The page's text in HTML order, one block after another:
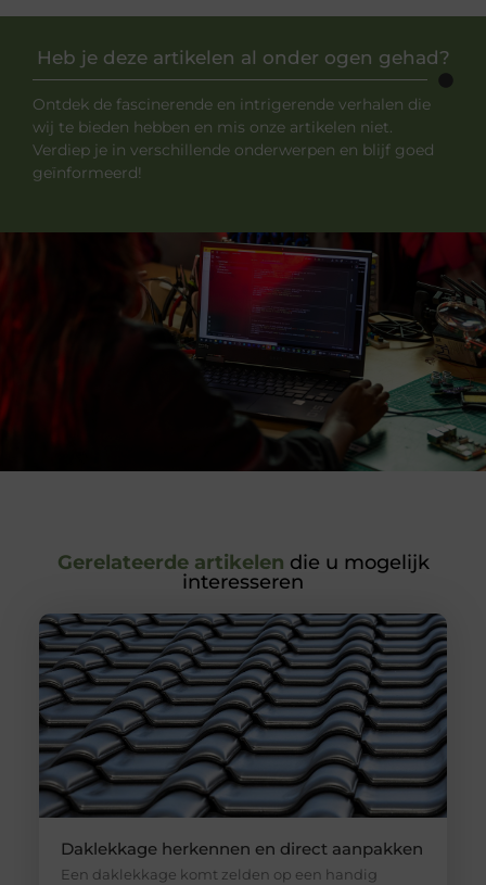
Heb je deze artikelen al onder ogen gehad?
Ontdek de fascinerende en intrigerende verhalen die
wij te bieden hebben en mis onze artikelen niet.
Verdiep je in verschillende onderwerpen en blijf goed
geïnformeerd!
Gerelateerde artikelen die u mogelijk
interesseren
Daklekkage herkennen en direct aanpakken
Een daklekkage komt zelden op een handig